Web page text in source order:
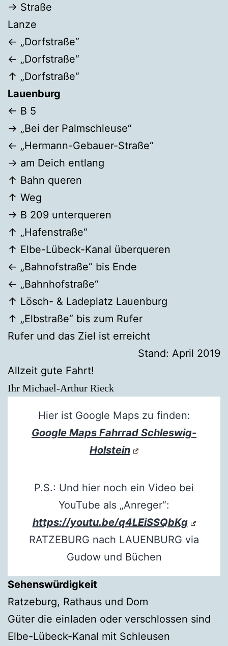
→ Straße
Lanze
← „Dorfstraße“
← „Dorfstraße“
↑ „Dorfstraße“
Lauenburg
← B 5
→ „Bei der Palmschleuse“
← „Hermann-Gebauer-Straße“
→ am Deich entlang
↑ Bahn queren
↑ Weg
→ B 209 unterqueren
↑ „Hafenstraße“
↑ Elbe-Lübeck-Kanal überqueren
← „Bahnofstraße“ bis Ende
← „Bahnhofstraße“
↑ Lösch- & Ladeplatz Lauenburg
↑ „Elbstraße“ bis zum Rufer
Rufer und das Ziel ist erreicht
Stand: April 2019
Allzeit gute Fahrt!
Ihr Michael-Arthur Rieck
Hier ist Google Maps zu finden:
Google Maps Fahrrad Schleswig-
Holstein
P.S.: Und hier noch ein Video bei
YouTube als „Anreger“:
https://youtu.be/q4LEiSSQbKg
RATZEBURG nach LAUENBURG via
Gudow und Büchen
Sehenswürdigkeit
Ratzeburg, Rathaus und Dom
Güter die einladen oder verschlossen sind
Elbe-Lübeck-Kanal mit Schleusen